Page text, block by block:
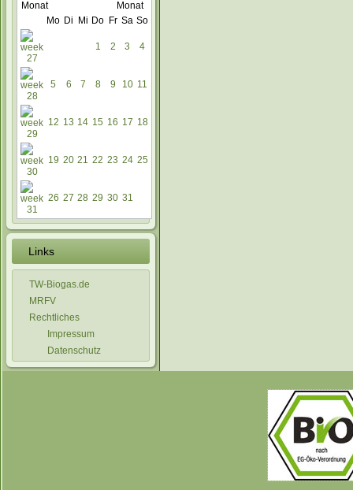
Mo Di Mi Do Fr Sa So
1 2 3 4
5 6 7 8 9 10 11
12 13 14 15 16 17 18
19 20 21 22 23 24 25
26 27 28 29 30 31
Links
TW-Biogas.de
MRFV
Rechtliches
Impressum
Datenschutz